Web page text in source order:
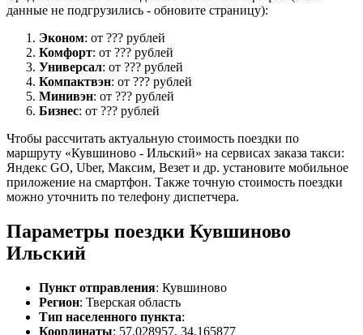
данные не подгрузились - обновите страницу):
Эконом: от ??? рублей
Комфорт: от ??? рублей
Универсал: от ??? рублей
Компактвэн: от ??? рублей
Минивэн: от ??? рублей
Бизнес: от ??? рублей
Чтобы рассчитать актуальную стоимость поездки по
маршруту «Кувшиново - Ильский» на сервисах заказа такси:
Яндекс GO, Uber, Максим, Везет и др. установите мобильное
приложение на смартфон. Также точную стоимость поездки
можно уточнить по телефону диспетчера.
Параметры поездки Кувшиново
Ильский
Пункт отправления: Кувшиново
Регион: Тверская область
Тип населенного пункта:
Координаты: 57.028957, 34.165877